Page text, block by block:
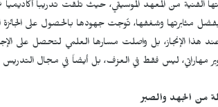
الفنية من المعهد الموسيقي، حيث تلقت تدريباً
مثابرتها وشغفها، تُوجت جهودها بالحصول على الجائزة
هذا الإنجاز، بل واصلت مسارها العلمي لتحصل على
مهاراتي، ليس فقط في العزف، بل أيضاً في مجال التدريس
من الجهد والصبر